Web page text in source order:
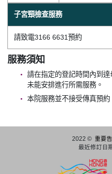
子宮頸檢查服務
請致電3166 6631預約
服務須知
請在指定的登記時間內到
未能安排進行所需服務。
本院服務並不接受傳真預約
2022 © 重要
最近修訂日